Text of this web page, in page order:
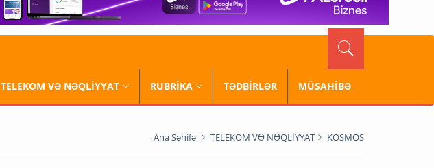
TELEKOM VƏ NƏQLİYYAT RUBRİKA TƏDBİRLƏR MÜSAHİBƏ
Ana Səhifə TELEKOM VƏ NƏQLİYYAT KOSMOS